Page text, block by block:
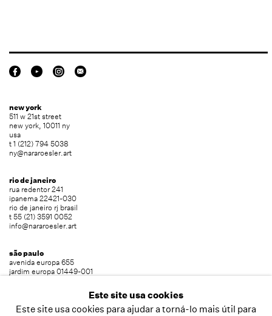
new york
511 w 21st street
new york, 10011 ny
usa
t 1 (212) 794 5038
ny@nararoesler.art
rio de janeiro
rua redentor 241
ipanema 22421-030
rio de janeiro rj brasil
t 55 (21) 3591 0052
info@nararoesler.art
são paulo
avenida europa 655
jardim europa 01449-001
Este site usa cookies
Este site usa cookies para ajudar a torná-lo mais útil para